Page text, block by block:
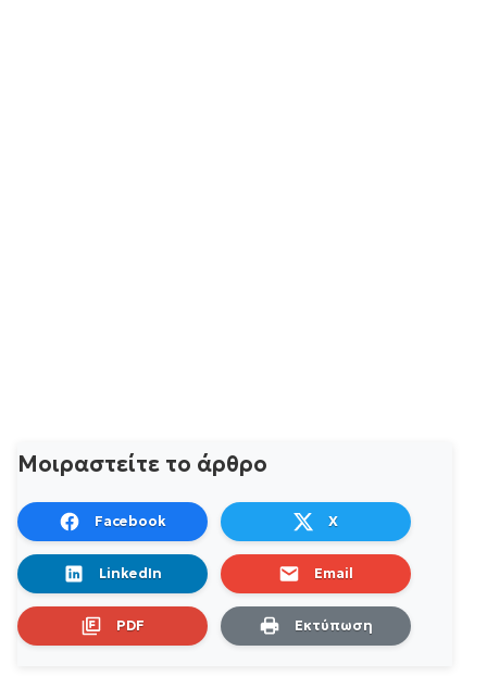
Μοιραστείτε το άρθρο
Facebook X
LinkedIn Email
PDF Εκτύπωση